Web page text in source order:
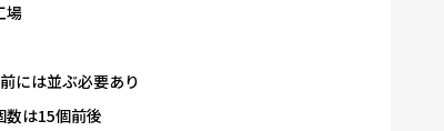
場
には並ぶ必要あり
数は15個前後